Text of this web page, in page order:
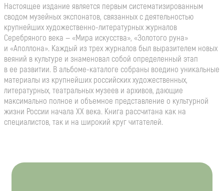
Настоящее издание является первым систематизированным
сводом музейных экспонатов, связанных с деятельностью
крупнейших художественно-литературных журналов
Серебряного века — «Мира искусства», «Золотого руна»
и «Аполлона». Каждый из трех журналов был выразителем новых
веяний в культуре и знаменовал собой определенный этап
в ее развитии. В альбоме-каталоге собраны воедино уникальные
материалы из крупнейших российских художественных,
литературных, театральных музеев и архивов, дающие
максимально полное и объемное представление о культурной
жизни России начала ХХ века. Книга рассчитана как на
специалистов, так и на широкий круг читателей.